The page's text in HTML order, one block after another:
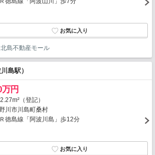
島不動産モール
島駅）
円
（登記）
川市川島町桑村
徳島線「阿波川島」歩12分